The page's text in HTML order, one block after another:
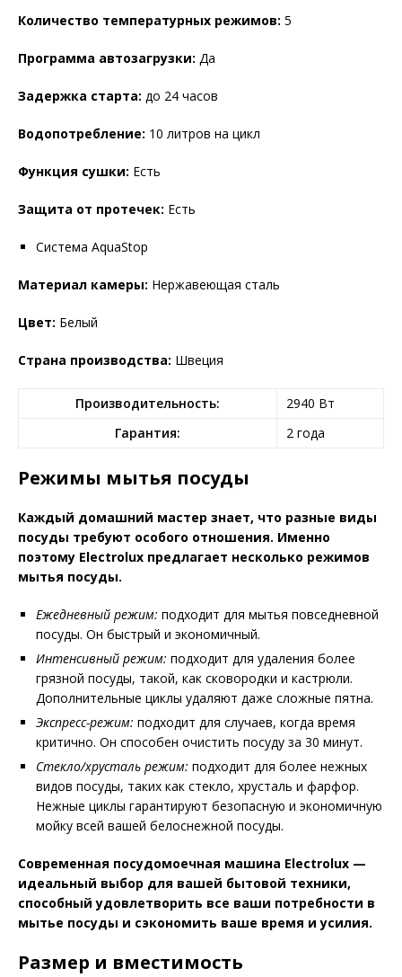
Количество температурных режимов: 5
Программа автозагрузки: Да
Задержка старта: до 24 часов
Водопотребление: 10 литров на цикл
Функция сушки: Есть
Защита от протечек: Есть
Система AquaStop
Материал камеры: Нержавеющая сталь
Цвет: Белый
Страна производства: Швеция
Производительность:
2940 Вт
Гарантия:
2 года
Режимы мытья посуды
Каждый домашний мастер знает, что разные виды
посуды требуют особого отношения. Именно
поэтому Electrolux предлагает несколько режимов
мытья посуды.
Ежедневный режим: подходит для мытья повседневной
посуды. Он быстрый и экономичный.
Интенсивный режим: подходит для удаления более
грязной посуды, такой, как сковородки и кастрюли.
Дополнительные циклы удаляют даже сложные пятна.
Экспресс-режим: подходит для случаев, когда время
критично. Он способен очистить посуду за 30 минут.
Стекло/хрусталь режим: подходит для более нежных
видов посуды, таких как стекло, хрусталь и фарфор.
Нежные циклы гарантируют безопасную и экономичную
мойку всей вашей белоснежной посуды.
Современная посудомоечная машина Electrolux —
идеальный выбор для вашей бытовой техники,
способный удовлетворить все ваши потребности в
мытье посуды и сэкономить ваше время и усилия.
Размер и вместимость